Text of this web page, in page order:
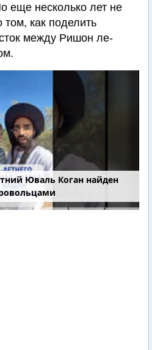
еще несколько лет не
как поделить
между Ришон ле-
Юваль Коган найден